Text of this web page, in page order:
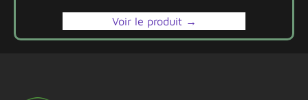
Voir le produit →